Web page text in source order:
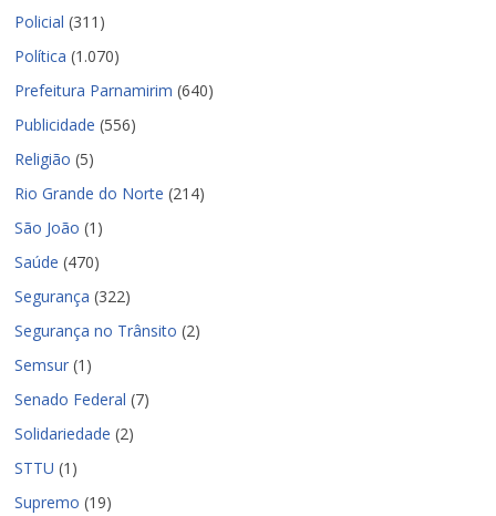
Policial (311)
Política (1.070)
Prefeitura Parnamirim (640)
Publicidade (556)
Religião (5)
Rio Grande do Norte (214)
São João (1)
Saúde (470)
Segurança (322)
Segurança no Trânsito (2)
Semsur (1)
Senado Federal (7)
Solidariedade (2)
STTU (1)
Supremo (19)